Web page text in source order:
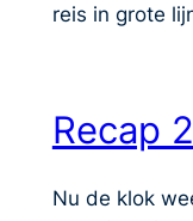
reis in grote
Recap
Nu de klok